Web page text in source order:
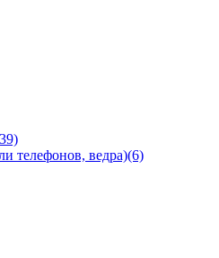
телефонов, ведра)(6)